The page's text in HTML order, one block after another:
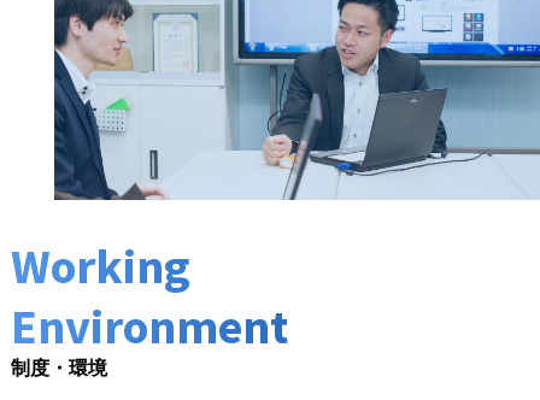
Working
Environment
制度・環境